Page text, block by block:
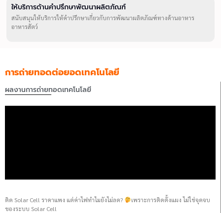
ให้บริการด้านคำปรึกษาพัฒนาผลิตภัณฑ์
สนับสนุนให้บริการให้คำปรึกษาเกี่ยวกับการพัฒนาผลิตภัณฑ์ทางด้านอาหาร
อาหารสัตว์
การถ่ายทอดต่อยอดเทคโนโลยี
ผลงานการถ่ายทอดเทคโนโลยี
ติด Solar Cell ราคาแพง แต่ค่าไฟทำไมยังไม่ลด?
เพราะการติดตั้งแผง ไม่ใช่จุดจบ
ของระบบ Solar Cell